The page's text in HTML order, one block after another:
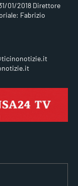
01/2018 Direttore
Fabrizio